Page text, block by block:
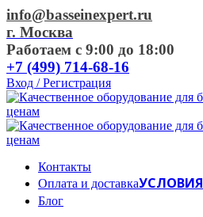
info@basseinexpert.ru
г. Москва
Работаем с 9:00 до 18:00
+7 (499) 714-68-16
Вход / Регистрация
Контакты
Оплата и доставкаУСЛОВИЯ
Блог